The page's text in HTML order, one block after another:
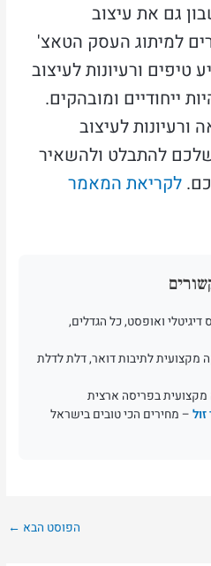
גם את עיצוב
למיתוג העסק הטאצ'
ורעיונות לעיצוב
ייחודיים ומובהקים.
לעיצוב
להתבלט ולהשאיר
לקריאת המאמר
דיגיטלי ואופסט, כל הגדלים,
מקצועית לתיבות דואר, דלת לדלת
בפריסה ארצית
– מחירים הכי טובים בישראל
הפוסט הבא ←